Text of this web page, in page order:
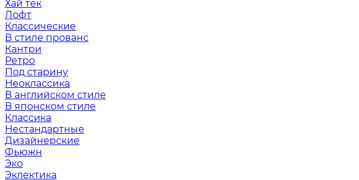
Хай тек
Лофт
Классические
В стиле прованс
Кантри
Ретро
Под старину
Неоклассика
В английском стиле
В японском стиле
Классика
Нестандартные
Дизайнерские
Фьюжн
Эко
Эклектика